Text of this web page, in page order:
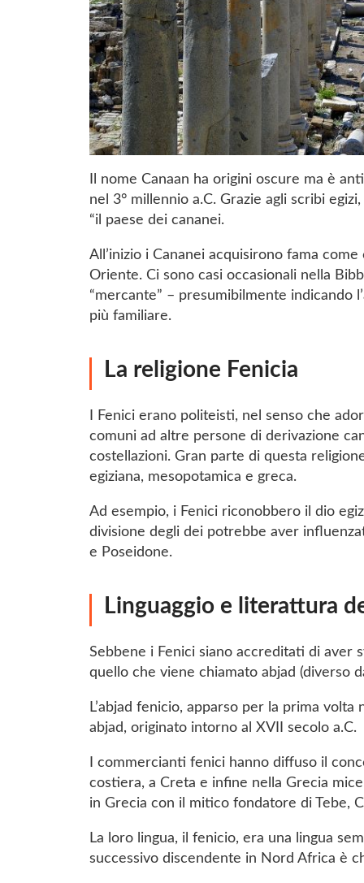
Il nome Canaan ha origini oscure ma è
nel 3° millennio a.C. Grazie agli scribi
“il paese dei cananei.
All’inizio i Cananei acquisirono fama
Oriente. Ci sono casi occasionali nella
“mercante” – presumibilmente indicando
più familiare.
La religione Fenicia
I Fenici erano politeisti, nel senso che
comuni ad altre persone di derivazione
costellazioni. Gran parte di questa
egiziana, mesopotamica e greca.
Ad esempio, i Fenici riconobbero il dio
divisione degli dei potrebbe aver
e Poseidone.
Linguaggio e literattura
Sebbene i Fenici siano accreditati di aver
quello che viene chiamato abjad (diverso
L’abjad fenicio, apparso per la prima
abjad, originato intorno al XVII secolo a.C.
I commercianti fenici hanno diffuso il
costiera, a Creta e infine nella Grecia
in Grecia con il mitico fondatore di Tebe,
La loro lingua, il fenicio, era una lingua
successivo discendente in Nord Africa è